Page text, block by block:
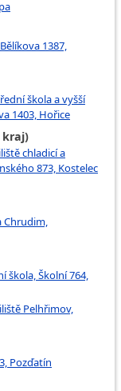
1387,
škola a vyšší
1403, Hořice
kraj)
chladicí a
873, Kostelec
Chrudim,
škola, Školní 764,
Pelhřimov,
Pozďatín